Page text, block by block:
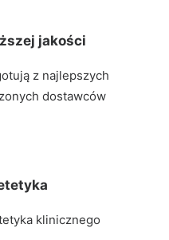
jakości
z najlepszych
dostawców
klinicznego